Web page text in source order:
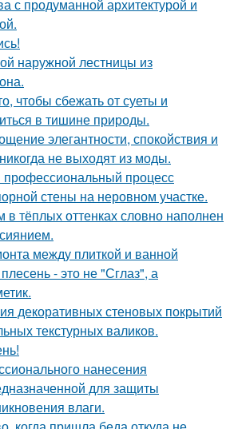
с продуманной архитектурой и
наружной лестницы из
чтобы сбежать от суеты и
в тишине природы.
элегантности, спокойствия и
не выходят из моды.
процесс
стены на неровном участке.
тёплых оттенках словно наполнен
между плиткой и ванной
- это не "Сглаз", а
декоративных стеновых покрытий
текстурных валиков.
нанесения
для защиты
влаги.